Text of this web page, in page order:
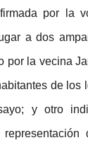
por la
a dos
por la vecina
de los
y otro